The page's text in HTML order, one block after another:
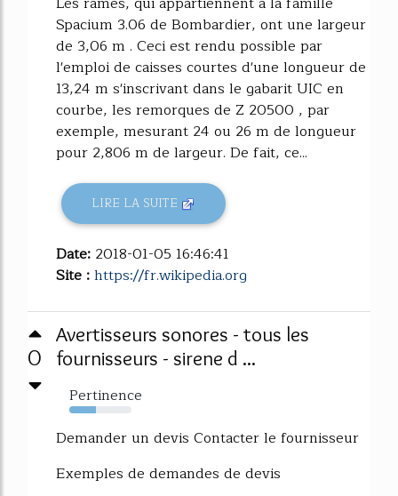
Spacium 3.06 de Bombardier, ont une largeur
de 3,06 m . Ceci est rendu possible par
l'emploi de caisses courtes d'une longueur de
13,24 m s'inscrivant dans le gabarit UIC en
courbe, les remorques de Z 20500 , par
exemple, mesurant 24 ou 26 m de longueur
pour 2,806 m de largeur. De fait, ce...
LIRE LA SUITE
Date: 2018-01-05 16:46:41
Site :https://fr.wikipedia.org
0
Avertisseurs sonores - tous les
fournisseurs - sirene d ...
Pertinence
43%
Demander un devis Contacter le fournisseur
Exemples de demandes de devis